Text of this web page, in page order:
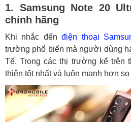
1. Samsung Note 20
chính hãng
Khi nhắc đếnđiện thoại
trường phổ biến mà người dùng
Tế. Trong các thị trường kể trên
thiện tốt nhất và luôn mạnh hơn